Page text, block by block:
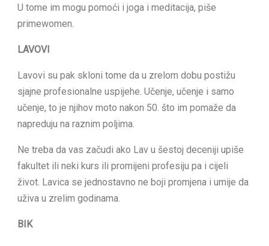
U tome im mogu pomoći i joga i meditacija, piše
primewomen.
LAVOVI
Lavovi su pak skloni tome da u zrelom dobu postižu
sjajne profesionalne uspijehe. Učenje, učenje i samo
učenje, to je njihov moto nakon 50. što im pomaže da
napreduju na raznim poljima.
Ne treba da vas začudi ako Lav u šestoj deceniji upiše
fakultet ili neki kurs ili promijeni profesiju pa i cijeli
život. Lavica se jednostavno ne boji promjena i umije da
uživa u zrelim godinama.
BIK